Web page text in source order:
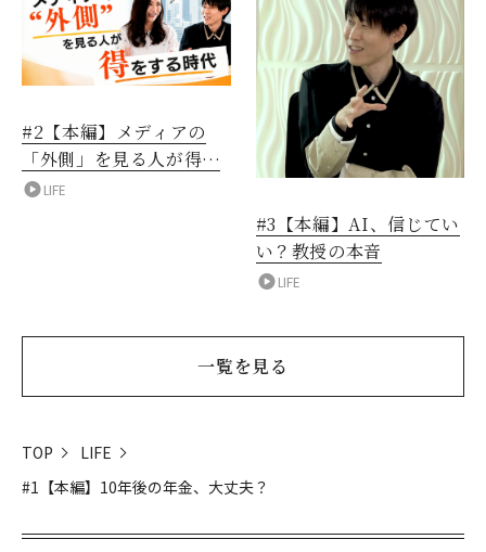
#2【本編】メディアの
「外側」を見る人が得を
する時代
LIFE
#3【本編】AI、信じてい
い？教授の本音
LIFE
一覧を見る
TOP
LIFE
#1【本編】10年後の年金、大丈夫？